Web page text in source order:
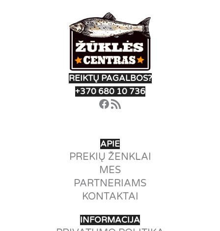
REIKTŲ PAGALBOS?
+370 680 10 736
Facebook
RSS Feed
APIE
PREKIŲ ŽENKLAI
MES
PARTNERIAMS
KONTAKTAI
INFORMACIJA